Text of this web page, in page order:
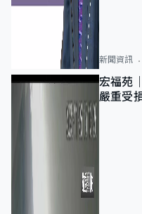
新聞資訊
宏福苑
嚴重受